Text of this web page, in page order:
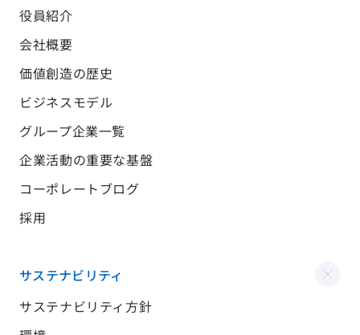
役員紹介
会社概要
価値創造の歴史
ビジネスモデル
グループ企業一覧
企業活動の重要な基盤
コーポレートブログ
採用
サステナビリティ
サステナビリティ方針